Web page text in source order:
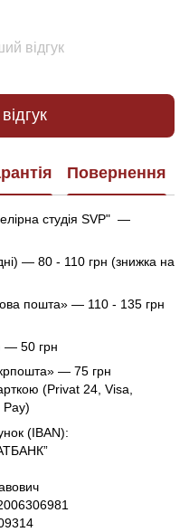
відгук
Повернення
студія SVP" —
— 80 - 110 грн (знижка на
пошта» — 110 - 135 грн
— 50 грн
— 75 грн
(Privat 24, Visa,
Pay)
(IBAN):